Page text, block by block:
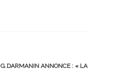
G.DARMANIN ANNONCE : « LA